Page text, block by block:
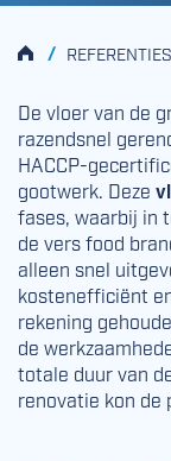
HOMEREFERENTIES
/
De vloer van de
razendsnel
HACCP-
gootwerk. Deze
fases, waarbij in
de vers food
alleen snel
kostenefficiënt
rekening
de
totale duur van
renovatie kon de